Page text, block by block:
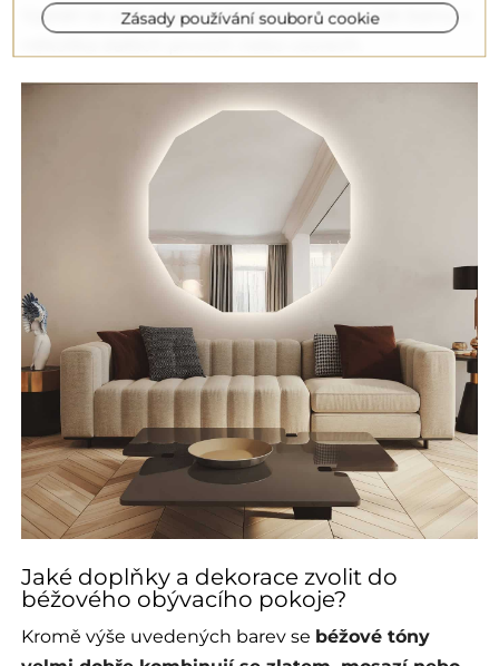
Vyplatí se pak zopakovat jak tento tvar, tak barvu v
Jaké doplňky a dekorace zvolit do
béžového obývacího pokoje?
Kromě výše uvedených barev se béžové tóny
Zásady používání souborů cookie